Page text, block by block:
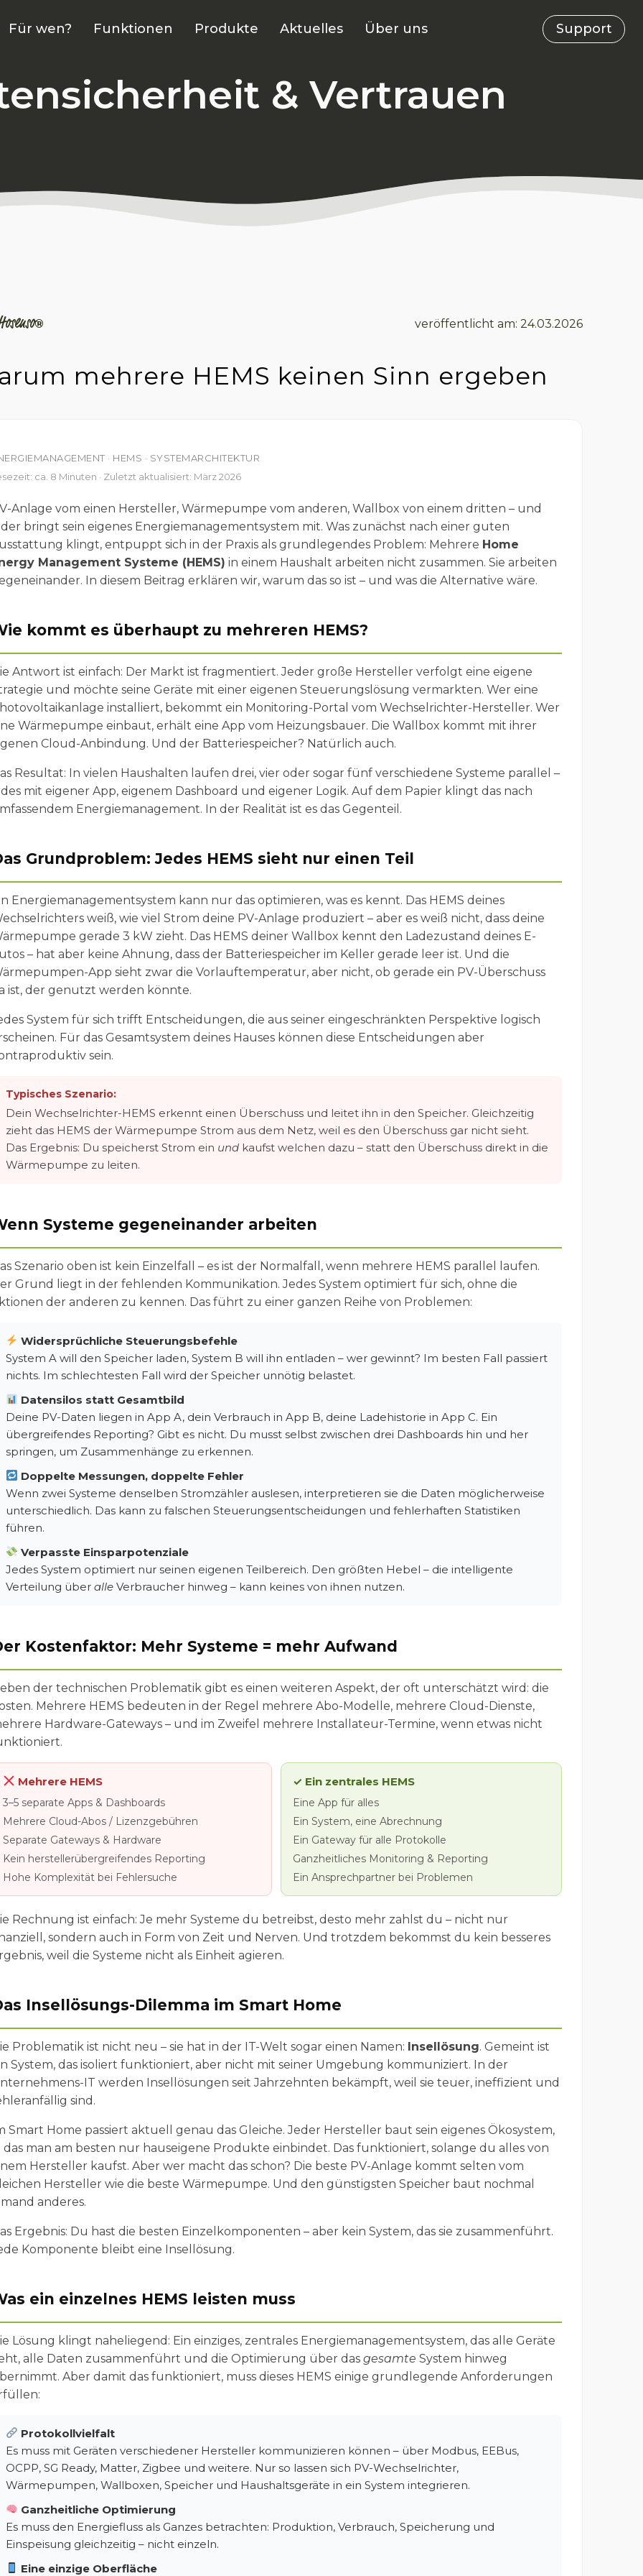
Für wen? Funktionen Produkte Aktuelles Über uns Support
& Vertrauen
® veröffentlicht am: 24.03.2026
mehrere HEMS keinen Sinn ergeben
· HEMS · SYSTEMARCHITEKTUR
ca. 8 Minuten · Zuletzt aktualisiert: März 2026
Anlage vom einen Hersteller, Wärmepumpe vom anderen, Wallbox von einem dritten – und
bringt sein eigenes Energiemanagementsystem mit. Was zunächst nach einer guten
klingt, entpuppt sich in der Praxis als grundlegendes Problem: Mehrere Home
Management Systeme (HEMS) in einem Haushalt arbeiten nicht zusammen. Sie arbeiten
In diesem Beitrag erklären wir, warum das so ist – und was die Alternative wäre.
kommt es überhaupt zu mehreren HEMS?
Antwort ist einfach: Der Markt ist fragmentiert. Jeder große Hersteller verfolgt eine eigene
und möchte seine Geräte mit einer eigenen Steuerungslösung vermarkten. Wer eine
installiert, bekommt ein Monitoring-Portal vom Wechselrichter-Hersteller. Wer
Wärmepumpe einbaut, erhält eine App vom Heizungsbauer. Die Wallbox kommt mit ihrer
Cloud-Anbindung. Und der Batteriespeicher? Natürlich auch.
Resultat: In vielen Haushalten laufen drei, vier oder sogar fünf verschiedene Systeme parallel –
mit eigener App, eigenem Dashboard und eigener Logik. Auf dem Papier klingt das nach
Energiemanagement. In der Realität ist es das Gegenteil.
Grundproblem: Jedes HEMS sieht nur einen Teil
Energiemanagementsystem kann nur das optimieren, was es kennt. Das HEMS deines
weiß, wie viel Strom deine PV-Anlage produziert – aber es weiß nicht, dass deine
gerade 3 kW zieht. Das HEMS deiner Wallbox kennt den Ladezustand deines E-
– hat aber keine Ahnung, dass der Batteriespeicher im Keller gerade leer ist. Und die
App sieht zwar die Vorlauftemperatur, aber nicht, ob gerade ein PV-Überschuss
ist, der genutzt werden könnte.
System für sich trifft Entscheidungen, die aus seiner eingeschränkten Perspektive logisch
Für das Gesamtsystem deines Hauses können diese Entscheidungen aber
sein.
Typisches Szenario:
Dein Wechselrichter-HEMS erkennt einen Überschuss und leitet ihn in den Speicher. Gleichzeitig
zieht das HEMS der Wärmepumpe Strom aus dem Netz, weil es den Überschuss gar nicht sieht.
Das Ergebnis: Du speicherst Strom ein und kaufst welchen dazu – statt den Überschuss direkt in die
Wärmepumpe zu leiten.
Systeme gegeneinander arbeiten
Szenario oben ist kein Einzelfall – es ist der Normalfall, wenn mehrere HEMS parallel laufen.
Grund liegt in der fehlenden Kommunikation. Jedes System optimiert für sich, ohne die
der anderen zu kennen. Das führt zu einer ganzen Reihe von Problemen:
Widersprüchliche Steuerungsbefehle
System A will den Speicher laden, System B will ihn entladen – wer gewinnt? Im besten Fall passiert
nichts. Im schlechtesten Fall wird der Speicher unnötig belastet.
Datensilos statt Gesamtbild
Deine PV-Daten liegen in App A, dein Verbrauch in App B, deine Ladehistorie in App C. Ein
übergreifendes Reporting? Gibt es nicht. Du musst selbst zwischen drei Dashboards hin und her
springen, um Zusammenhänge zu erkennen.
Doppelte Messungen, doppelte Fehler
Wenn zwei Systeme denselben Stromzähler auslesen, interpretieren sie die Daten möglicherweise
unterschiedlich. Das kann zu falschen Steuerungsentscheidungen und fehlerhaften Statistiken
führen.
Verpasste Einsparpotenziale
Jedes System optimiert nur seinen eigenen Teilbereich. Den größten Hebel – die intelligente
Verteilung über alle Verbraucher hinweg – kann keines von ihnen nutzen.
Kostenfaktor: Mehr Systeme = mehr Aufwand
der technischen Problematik gibt es einen weiteren Aspekt, der oft unterschätzt wird: die
Mehrere HEMS bedeuten in der Regel mehrere Abo-Modelle, mehrere Cloud-Dienste,
Hardware-Gateways – und im Zweifel mehrere Installateur-Termine, wenn etwas nicht
Mehrere HEMS
3–5 separate Apps & Dashboards
Mehrere Cloud-Abos / Lizenzgebühren
Separate Gateways & Hardware
Kein herstellerübergreifendes Reporting
Hohe Komplexität bei Fehlersuche
✓ Ein zentrales HEMS
Eine App für alles
Ein System, eine Abrechnung
Ein Gateway für alle Protokolle
Ganzheitliches Monitoring & Reporting
Ein Ansprechpartner bei Problemen
Rechnung ist einfach: Je mehr Systeme du betreibst, desto mehr zahlst du – nicht nur
sondern auch in Form von Zeit und Nerven. Und trotzdem bekommst du kein besseres
weil die Systeme nicht als Einheit agieren.
Insellösungs-Dilemma im Smart Home
Problematik ist nicht neu – sie hat in der IT-Welt sogar einen Namen: Insellösung. Gemeint ist
System, das isoliert funktioniert, aber nicht mit seiner Umgebung kommuniziert. In der
IT werden Insellösungen seit Jahrzehnten bekämpft, weil sie teuer, ineffizient und
sind.
Smart Home passiert aktuell genau das Gleiche. Jeder Hersteller baut sein eigenes Ökosystem,
das man am besten nur hauseigene Produkte einbindet. Das funktioniert, solange du alles von
Hersteller kaufst. Aber wer macht das schon? Die beste PV-Anlage kommt selten vom
Hersteller wie die beste Wärmepumpe. Und den günstigsten Speicher baut nochmal
anderes.
Ergebnis: Du hast die besten Einzelkomponenten – aber kein System, das sie zusammenführt.
Komponente bleibt eine Insellösung.
ein einzelnes HEMS leisten muss
Lösung klingt naheliegend: Ein einziges, zentrales Energiemanagementsystem, das alle Geräte
alle Daten zusammenführt und die Optimierung über das gesamte System hinweg
Aber damit das funktioniert, muss dieses HEMS einige grundlegende Anforderungen
Protokollvielfalt
Es muss mit Geräten verschiedener Hersteller kommunizieren können – über Modbus, EEBus,
OCPP, SG Ready, Matter, Zigbee und weitere. Nur so lassen sich PV-Wechselrichter,
Wärmepumpen, Wallboxen, Speicher und Haushaltsgeräte in ein System integrieren.
Ganzheitliche Optimierung
Es muss den Energiefluss als Ganzes betrachten: Produktion, Verbrauch, Speicherung und
Einspeisung gleichzeitig – nicht einzeln.
Eine einzige Oberfläche